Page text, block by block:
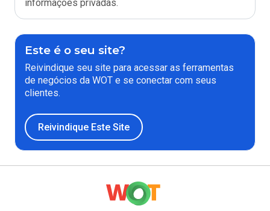
informações privadas.
Este é o seu site?
Reivindique seu site para acessar as ferramentas
de negócios da WOT e se conectar com seus
clientes.
Reivindique Este Site